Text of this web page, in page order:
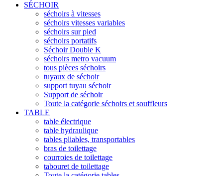
SÉCHOIR
séchoirs à vitesses
séchoirs vitesses variables
séchoirs sur pied
séchoirs portatifs
Séchoir Double K
séchoirs metro vacuum
tous pièces séchoirs
tuyaux de séchoir
support tuyau séchoir
Support de séchoir
Toute la catégorie séchoirs et souffleurs
TABLE
table électrique
table hydraulique
tables pliables, transportables
bras de toilettage
courroies de toilettage
tabouret de toilettage